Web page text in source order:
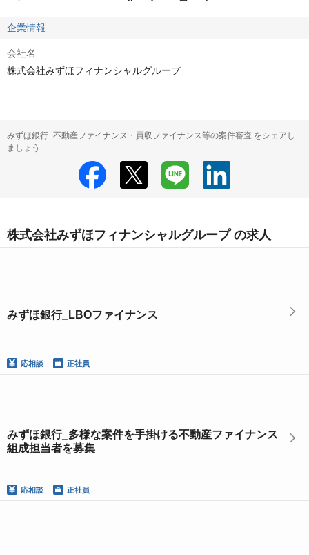
企業情報
会社名
株式会社みずほフィナンシャルグループ
みずほ銀行_不動産ファイナンス・買収ファイナンス等の案件審査 をシェアし
ましょう
株式会社みずほフィナンシャルグループ の求人
みずほ銀行_LBOファイナンス
応相談 正社員
みずほ銀行_多様な案件を手掛ける不動産ファイナンス
組成担当者を募集
応相談 正社員